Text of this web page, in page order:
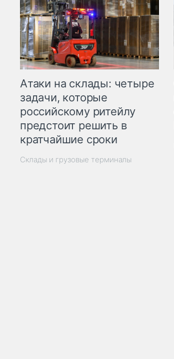
Атаки на склады: четыре
задачи, которые
российскому ритейлу
предстоит решить в
кратчайшие сроки
Склады и грузовые терминалы